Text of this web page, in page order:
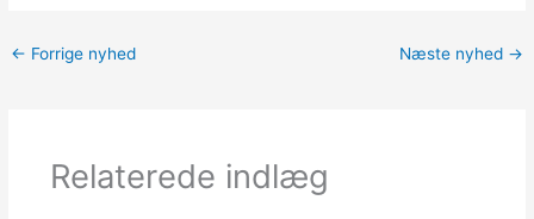
← Forrige nyhed Næste nyhed →
Relaterede indlæg